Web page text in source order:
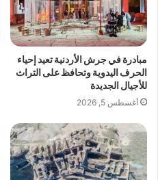
مبادرة في جرش الأردنية تعيد إحياء
الحرف اليدوية وتحافظ على التراث
للأجيال الجديدة
أغسطس 5, 2026